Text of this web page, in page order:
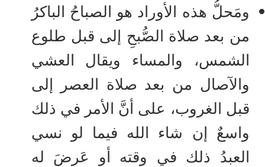
ومَحلُّ هذه الأوراد هو الصباحُ الباكرُ
من بعد صلاة الصُّبحِ إلى قبل طلوع
الشمس، والمساء ويقال العشي
والآصال من بعد صلاة العصر إلى
قبل الغروب، على أنَّ الأمر في ذلك
واسعٌ إن شاء الله فيما لو نسي
العبدُ ذلك في وقته أو عَرضَ له